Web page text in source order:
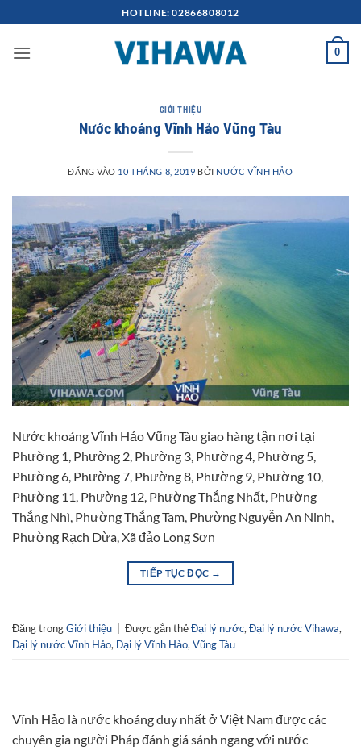
qua
nội
HOTLINE: 02866808012
0
GIỚI THIỆU
Nước khoáng Vĩnh Hảo Vũng Tàu
ĐĂNG VÀO 10 THÁNG 8, 2019 BỞI NƯỚC VĨNH HẢO
Nước khoáng Vĩnh Hảo Vũng Tàu giao hàng tận nơi tại
Phường 1, Phường 2, Phường 3, Phường 4, Phường 5,
Phường 6, Phường 7, Phường 8, Phường 9, Phường 10,
Phường 11, Phường 12, Phường Thắng Nhất, Phường
Thắng Nhì, Phường Thắng Tam, Phường Nguyễn An Ninh,
Phường Rạch Dừa, Xã đảo Long Sơn
TIẾP TỤC ĐỌC →
Đăng trongGiới thiệu Được gắn thẻĐại lý nước,Đại lý nước Vihawa,
Đại lý nước Vĩnh Hảo,Đại lý Vĩnh Hảo,Vũng Tàu
Vĩnh Hảo là nước khoáng duy nhất ở Việt Nam được các
chuyên gia người Pháp đánh giá sánh ngang với nước